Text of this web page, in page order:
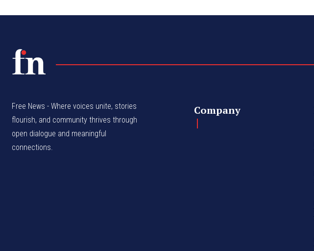
Free News - Where voices unite, stories
flourish, and community thrives through
open dialogue and meaningful
connections.
Company